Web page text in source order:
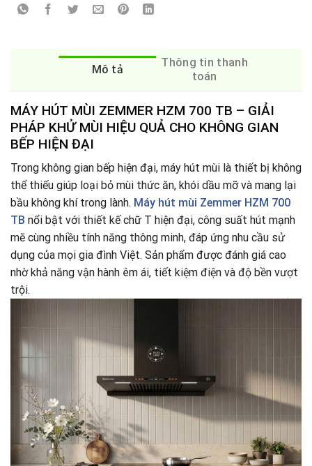
Mô tả
Thông tin thanh
toán
MÁY HÚT MÙI ZEMMER HZM 700 TB – GIẢI
PHÁP KHỬ MÙI HIỆU QUẢ CHO KHÔNG GIAN
BẾP HIỆN ĐẠI
Trong không gian bếp hiện đại, máy hút mùi là thiết bị không
thể thiếu giúp loại bỏ mùi thức ăn, khói dầu mỡ và mang lại
bầu không khí trong lành. Máy hút mùi Zemmer HZM 700
TB nổi bật với thiết kế chữ T hiện đại, công suất hút mạnh
mẽ cùng nhiều tính năng thông minh, đáp ứng nhu cầu sử
dụng của mọi gia đình Việt. Sản phẩm được đánh giá cao
nhờ khả năng vận hành êm ái, tiết kiệm điện và độ bền vượt
trội.